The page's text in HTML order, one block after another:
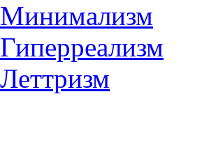
Минимализм
Гиперреализм
Леттризм